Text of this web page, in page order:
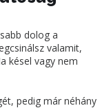
dolog a
valamit,
késel vagy nem
pedig már néhány